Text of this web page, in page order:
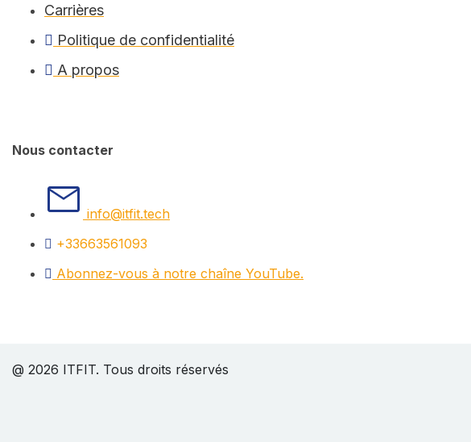
Carrières
Politique de confidentialité
A propos
Nous contacter
info@itfit.tech
+33663561093​
Abonnez-vous à notre chaîne YouTube.
@ 2026 ITFIT. Tous droits réservés